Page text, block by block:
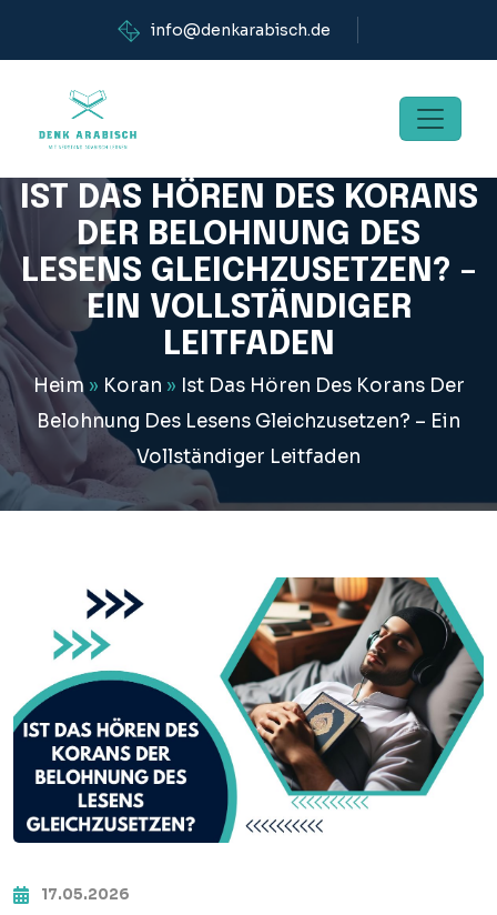
info@denkarabisch.de
IST DAS HÖREN DES KORANS
DER BELOHNUNG DES
LESENS GLEICHZUSETZEN? –
EIN VOLLSTÄNDIGER
LEITFADEN
Heim» Koran » Ist Das Hören Des Korans Der
Belohnung Des Lesens Gleichzusetzen? – Ein
Vollständiger Leitfaden
17.05.2026